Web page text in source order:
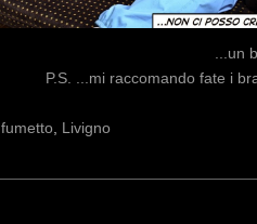
...un
P.S. ...mi raccomando fate i
fumetto, Livigno